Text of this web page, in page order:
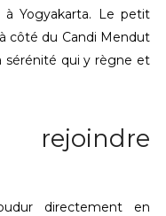
Yogyakarta. Le petit
côté du Candi Mendut
sérénité qui y règne et
directement en